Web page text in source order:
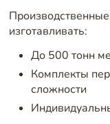
изготавливать:
До 500 тонн
Комплекты
сложности